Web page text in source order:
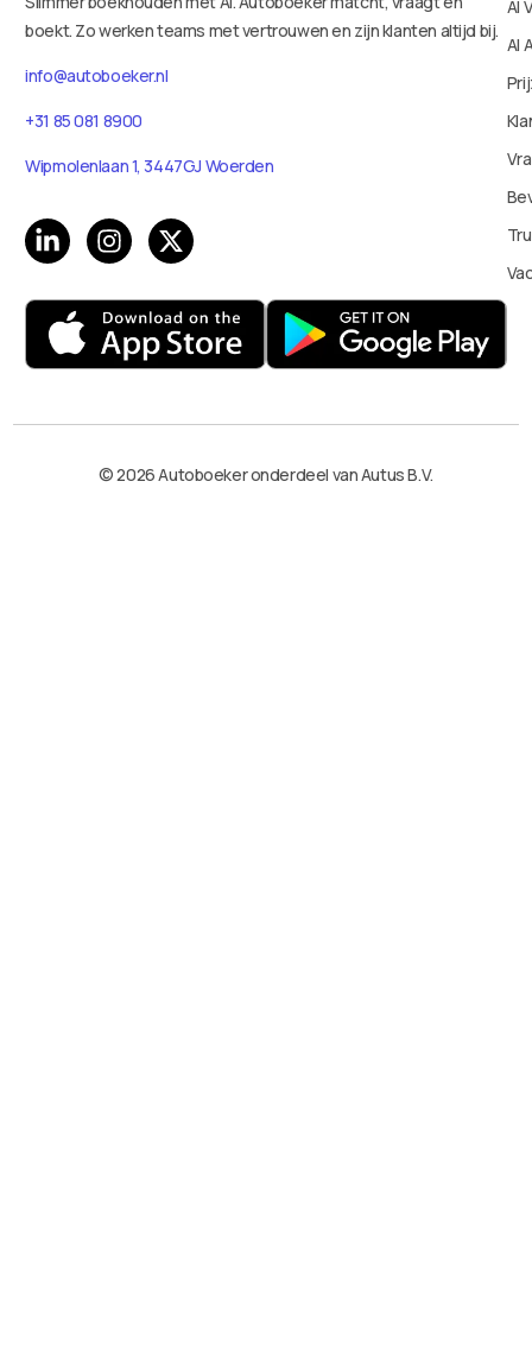
boekt. Zo werken teams met vertrouwen en zijn klanten altijd bij.
info@autoboeker.nl
+31 85 081 8900
Wipmolenlaan 1, 3447GJ Woerden
AI
AI
© 2026 Autoboeker onderdeel van Autus B.V.